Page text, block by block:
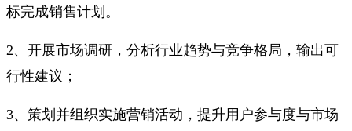
标完成销售计划。
2、开展市场调研，分析行业趋势与竞争格局，输出可
行性建议；
3、策划并组织实施营销活动，提升用户参与度与市场